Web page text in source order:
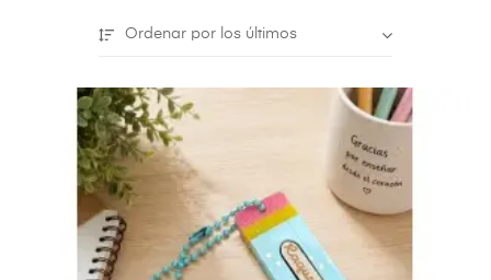
Ordenar por los últimos